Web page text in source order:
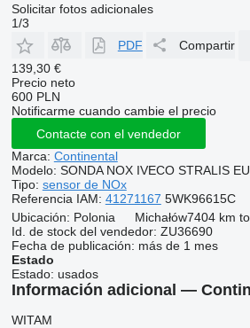
Solicitar fotos adicionales
1/3
PDF
Compartir
139,30 €
Precio neto
600 PLN
Notificarme cuando cambie el precio
Contacte con el vendedor
Marca: Continental
Modelo: SONDA NOX IVECO STRALIS
Tipo: sensor de NOx
Referencia IAM: 41271167 5WK96615C
Ubicación: Polonia Michałów7404 km
Id. de stock del vendedor: ZU36690
Fecha de publicación: más de 1 mes
Estado
Estado: usados
Información adicional —
WITAM